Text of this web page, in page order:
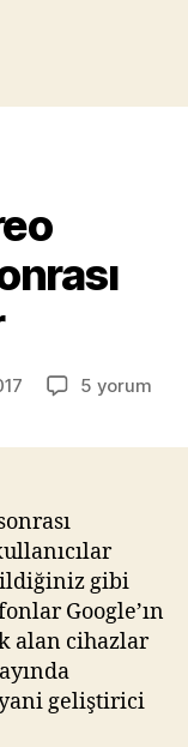
Android
5 yorum
gibi
Google’ın
alan cihazlar
geliştirici